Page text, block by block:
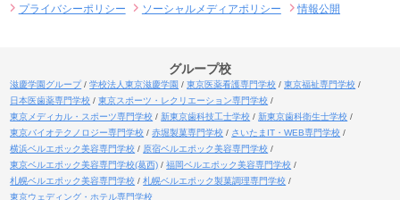
プライバシーポリシー ソーシャルメディアポリシー 情報公開
グループ校
滋慶学園グループ 学校法人東京滋慶学園 東京医薬看護専門学校
東京福祉専門学校
日本医歯薬専門学校
東京スポーツ・レクリエーション専門学校
東京メディカル・スポーツ専門学校
新東京歯科技工士学校
新東京歯科衛生士学校
東京バイオテクノロジー専門学校
赤堀製菓専門学校
さいたまIT・WEB専門学校
横浜ベルエポック美容専門学校
原宿ベルエポック美容専門学校
東京ベルエポック美容専門学校(葛西)
福岡ベルエポック美容専門学校
札幌ベルエポック美容専門学校
札幌ベルエポック製菓調理専門学校
東京ウェディング・ホテル専門学校